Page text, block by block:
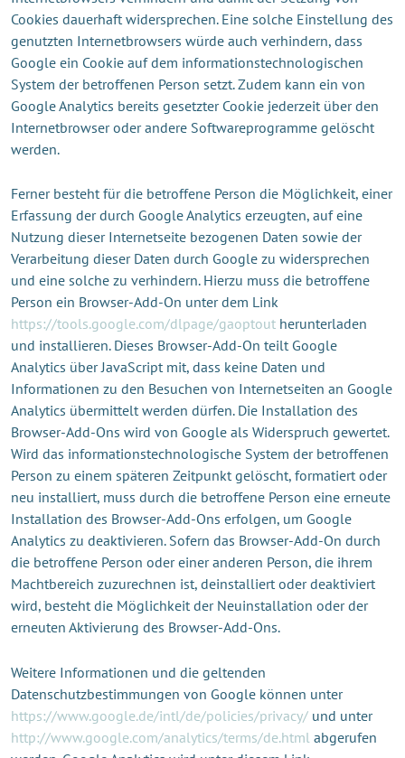
Cookies dauerhaft widersprechen. Eine solche Einstellung des
genutzten Internetbrowsers würde auch verhindern, dass
Google ein Cookie auf dem informationstechnologischen
System der betroffenen Person setzt. Zudem kann ein von
Google Analytics bereits gesetzter Cookie jederzeit über den
Internetbrowser oder andere Softwareprogramme gelöscht
werden.
Ferner besteht für die betroffene Person die Möglichkeit, einer
Erfassung der durch Google Analytics erzeugten, auf eine
Nutzung dieser Internetseite bezogenen Daten sowie der
Verarbeitung dieser Daten durch Google zu widersprechen
und eine solche zu verhindern. Hierzu muss die betroffene
Person ein Browser-Add-On unter dem Link
https://tools.google.com/dlpage/gaoptout herunterladen
und installieren. Dieses Browser-Add-On teilt Google
Analytics über JavaScript mit, dass keine Daten und
Informationen zu den Besuchen von Internetseiten an Google
Analytics übermittelt werden dürfen. Die Installation des
Browser-Add-Ons wird von Google als Widerspruch gewertet.
Wird das informationstechnologische System der betroffenen
Person zu einem späteren Zeitpunkt gelöscht, formatiert oder
neu installiert, muss durch die betroffene Person eine erneute
Installation des Browser-Add-Ons erfolgen, um Google
Analytics zu deaktivieren. Sofern das Browser-Add-On durch
die betroffene Person oder einer anderen Person, die ihrem
Machtbereich zuzurechnen ist, deinstalliert oder deaktiviert
wird, besteht die Möglichkeit der Neuinstallation oder der
erneuten Aktivierung des Browser-Add-Ons.
Weitere Informationen und die geltenden
Datenschutzbestimmungen von Google können unter
https://www.google.de/intl/de/policies/privacy/ und unter
http://www.google.com/analytics/terms/de.html abgerufen